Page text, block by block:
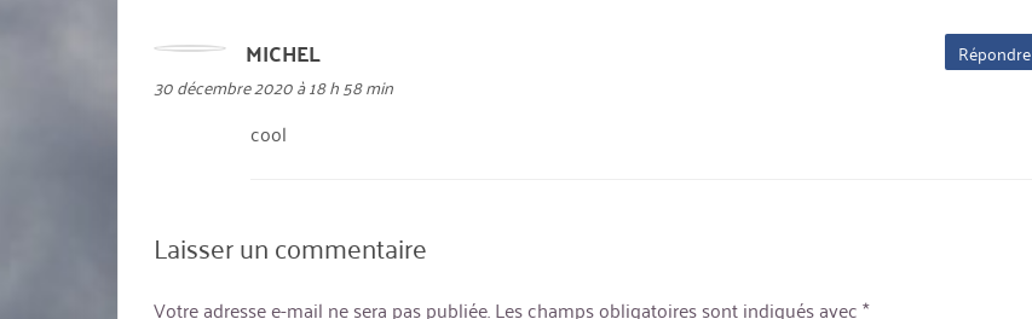
MICHELdit :
30 décembre 2020 à 18 h 58 min
cool
Répondre
Laisser un commentaire
Votre adresse e-mail ne sera pas publiée.Les champs obligatoires sont indiqués avec*